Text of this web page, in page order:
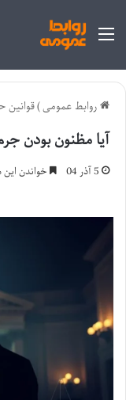
منو
روابط عمومی)قوانین
آیا مظنون بودن
5 آذر 04 خواندن این مطلب 17